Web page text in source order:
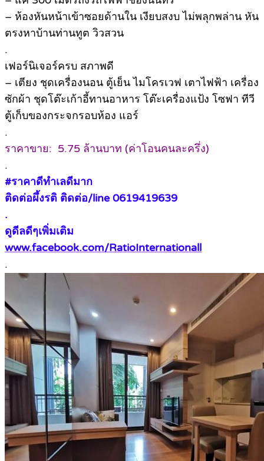
– ห้องหันหน้าเข้าซอยด้านใน เงียบสงบ ไม่พลุกพล่าน หัน
ตรงหาบ้านท่านทูต วิวสวน
.
เฟอร์นิเจอร์ครบ สภาพดี
– เตียง ชุดเครื่องนอน ตู้เย็น ไมโครเวฟ เตาไฟฟ้า เครื่อง
ซักผ้า ชุดโต๊ะเก้าอี้ทานอาหาร โต๊ะเครื่องแป้ง โซฟา ทีวี
ตู้เก็บของกระจกรอบห้อง แอร์
.
ราคาขาย: 5.75 ล้านบาท (ค่าโอนคนละครึ่ง)
.
#ราคาดีทำเลดีมาก
ติดต่อผึ้งรติ ติดต่อ/line 0619419639
.
ดูดีลดีๆเพิ่มเติม
www.facebook.com/RatioInternationall
.